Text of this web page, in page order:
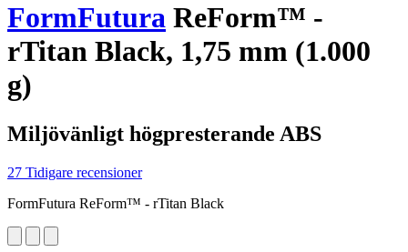
FormFutura ReForm™ -
rTitan Black, 1,75 mm (1.000
g)
Miljövänligt högpresterande ABS
27 Tidigare recensioner
FormFutura ReForm™ - rTitan Black